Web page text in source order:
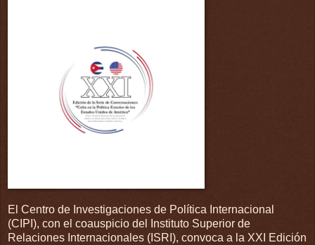
El Centro de Investigaciones de Política Internacional
(CIPI), con el coauspicio del Instituto Superior de
Relaciones Internacionales (ISRI), convoca a la XXI Edición